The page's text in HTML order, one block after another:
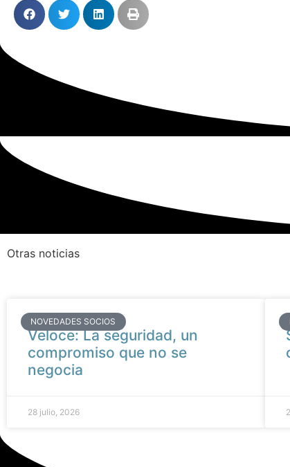
Otras noticias
NOVEDADES SOCIOS
Veloce: La seguridad, un
compromiso que no se
negocia
28 julio, 2026